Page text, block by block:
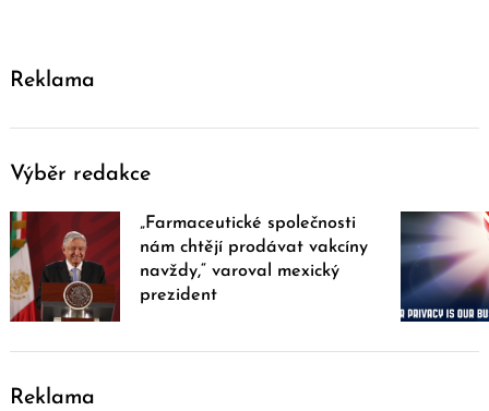
Reklama
Výběr redakce
„Farmaceutické společnosti
nám chtějí prodávat vakcíny
navždy,“ varoval mexický
prezident
Reklama